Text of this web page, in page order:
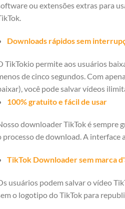
ou extensões extras para
Downloads rápidos sem
TikTokio permite aos usuários
de cinco segundos. Com
você pode salvar vídeos
100% gratuito e fácil de usar
downloader TikTok é sempre
processo de download. A
TikTok Downloader sem marca
usuários podem salvar o vídeo
o logotipo do TikTok para